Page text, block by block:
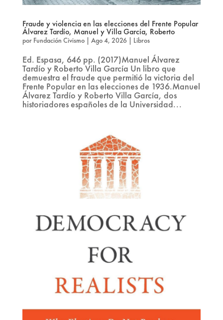
Fraude y violencia en las elecciones del Frente Popular
Álvarez Tardío, Manuel y Villa García, Roberto
por Fundación Civismo| Ago 4, 2026| Libros
Ed. Espasa, 646 pp. (2017)Manuel Álvarez
Tardío y Roberto Villa García Un libro que
demuestra el fraude que permitió la victoria del
Frente Popular en las elecciones de 1936.Manuel
Álvarez Tardío y Roberto Villa García, dos
historiadores españoles de la Universidad...